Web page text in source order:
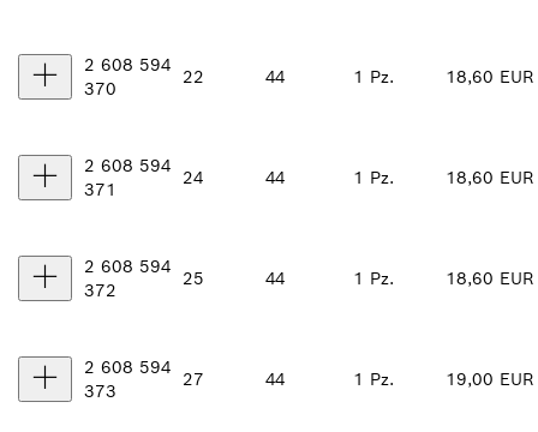
2 608 594
370
22 44 1 Pz. 18,60 EUR
2 608 594
371
24 44 1 Pz. 18,60 EUR
2 608 594
372
25 44 1 Pz. 18,60 EUR
2 608 594
373
27 44 1 Pz. 19,00 EUR